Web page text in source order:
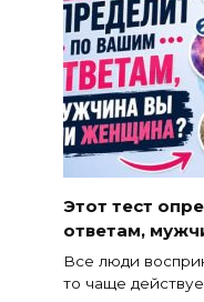
Этот тест
ответам,
Все люди
то чаще